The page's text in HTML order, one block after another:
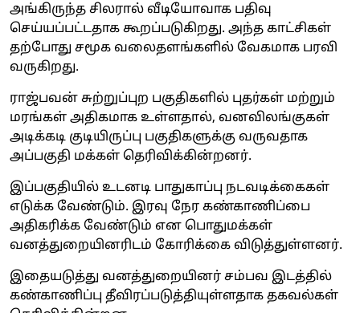
அங்கிருந்த சிலரால் வீடியோவாக பதிவு
செய்யப்பட்டதாக கூறப்படுகிறது. அந்த காட்சிகள்
தற்போது சமூக வலைதளங்களில் வேகமாக பரவி
வருகிறது.
ராஜ்பவன் சுற்றுப்புற பகுதிகளில் புதர்கள் மற்றும்
மரங்கள் அதிகமாக உள்ளதால், வனவிலங்குகள்
அடிக்கடி குடியிருப்பு பகுதிகளுக்கு வருவதாக
அப்பகுதி மக்கள் தெரிவிக்கின்றனர்.
இப்பகுதியில் உடனடி பாதுகாப்பு நடவடிக்கைகள்
எடுக்க வேண்டும். இரவு நேர கண்காணிப்பை
அதிகரிக்க வேண்டும் என பொதுமக்கள்
வனத்துறையினரிடம் கோரிக்கை விடுத்துள்ளனர்.
இதையடுத்து வனத்துறையினர் சம்பவ இடத்தில்
கண்காணிப்பு தீவிரப்படுத்தியுள்ளதாக தகவல்கள்